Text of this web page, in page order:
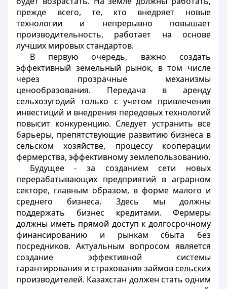
прежде всего, те, кто внедряет новые
технологии и непрерывно повышает
производительность, работает на основе
лучших мировых стандартов.
В первую очередь, важно создать
эффективный земельный рынок, в том числе
через прозрачные механизмы
ценообразования. Передача в аренду
сельхозугодий только с учетом привлечения
инвестиций и внедрения передовых технологий
повысит конкуренцию. Следует устранить все
барьеры, препятствующие развитию бизнеса в
сельском хозяйстве, процессу кооперации
фермерства, эффективному землепользованию.
Будущее - за созданием сети новых
перерабатывающих предприятий в аграрном
секторе, главным образом, в форме малого и
среднего бизнеса. Здесь мы должны
поддержать бизнес кредитами. Фермеры
должны иметь прямой доступ к долгосрочному
финансированию и рынкам сбыта без
посредников. Актуальным вопросом является
создание эффективной системы
гарантирования и страхования займов сельских
производителей. Казахстан должен стать одним